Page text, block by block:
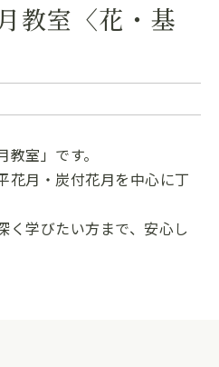
教室〈花・基
室」です。
花月・炭付花月を中心に丁
く学びたい方まで、安心し